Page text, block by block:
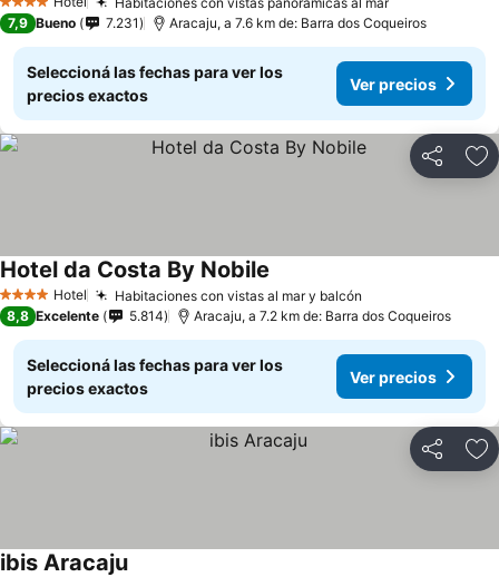
4 Estrellas
7,9 Bueno 7.231 Aracaju, a 7.6 km de: Barra dos Coqueiros
Seleccioná las fechas para ver los
precios exactos
Ver precios
Compartir
4 EstrellasHotel Habitaciones con vistas al mar y balcón
Hotel da Costa By Nobile
8,8 Excelente 5.814 Aracaju, a 7.2 km de: Barra dos Coqueiros
Seleccioná las fechas para ver los
precios exactos
Ver precios
Compartir
ibis Aracaju